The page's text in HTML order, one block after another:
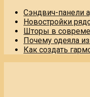
Сэндвич-панели
Новостройки
Шторы в
Почему одеяла
Как создать